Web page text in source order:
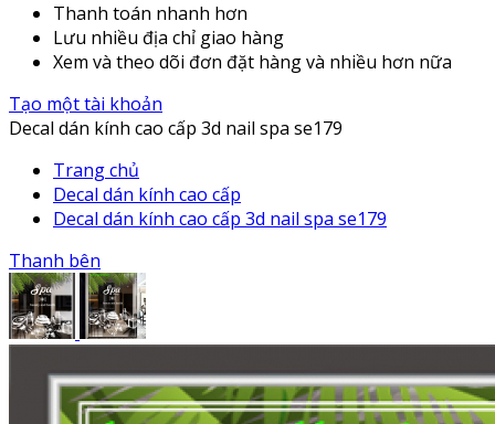
Thanh toán nhanh hơn
Lưu nhiều địa chỉ giao hàng
Xem và theo dõi đơn đặt hàng và nhiều hơn nữa
Tạo một tài khoản
Decal dán kính cao cấp 3d nail spa se179
Trang chủ
Decal dán kính cao cấp
Decal dán kính cao cấp 3d nail spa se179
Thanh bên